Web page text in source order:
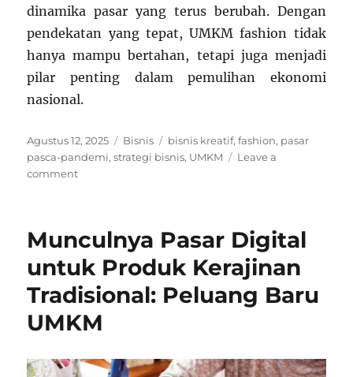
dinamika pasar yang terus berubah. Dengan
pendekatan yang tepat, UMKM fashion tidak
hanya mampu bertahan, tetapi juga menjadi
pilar penting dalam pemulihan ekonomi
nasional.
Posted
on
Agustus 12, 2025 Categories
Bisnis Tags
bisnis kreatif,fashion, pasar
pasca-pandemi,strategi bisnis, UMKM
Leave a
commenton
Bagaimana
Fashion
Bertahan
di
Era
Munculnya Pasar Digital
untuk Produk Kerajinan
Tradisional: Peluang Baru
UMKM